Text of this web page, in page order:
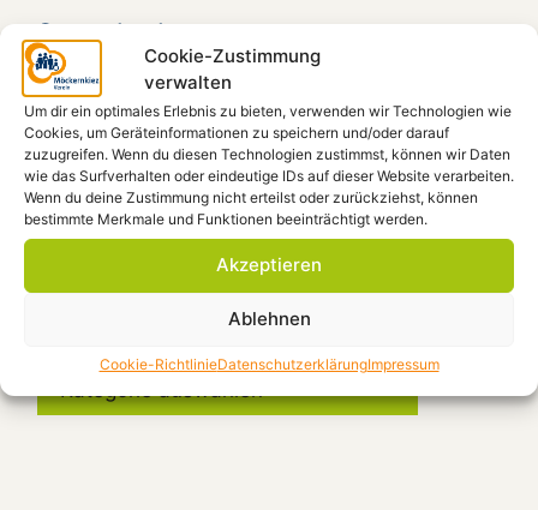
Cookie-Zustimmung
verwalten
Um dir ein optimales Erlebnis zu bieten, verwenden wir Technologien wie
Cookies, um Geräteinformationen zu speichern und/oder darauf
zuzugreifen. Wenn du diesen Technologien zustimmst, können wir Daten
wie das Surfverhalten oder eindeutige IDs auf dieser Website verarbeiten.
Wenn du deine Zustimmung nicht erteilst oder zurückziehst, können
bestimmte Merkmale und Funktionen beeinträchtigt werden.
Akzeptieren
Ablehnen
Cookie-RichtlinieDatenschutzerklärungImpressum
Spendenkonto
Möckernkiez e.V.
IBAN: DE41 4306 0967 1101 9938 00
GLS-Bank, BIC: GENODEM1GLS
Beiträge filtern